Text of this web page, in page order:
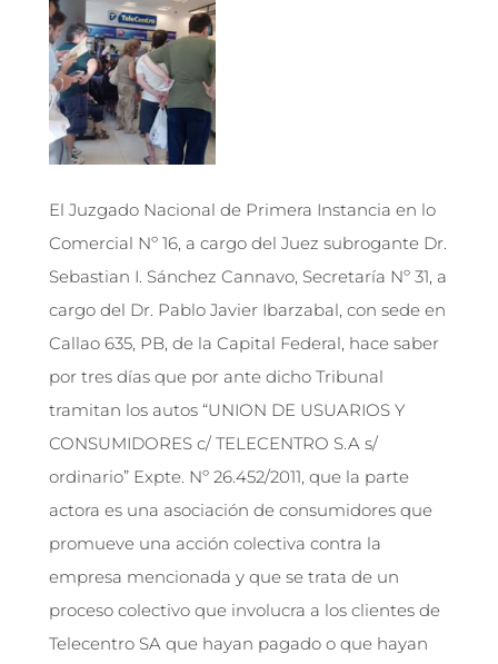
El Juzgado Nacional de Primera Instancia en lo
Comercial Nº 16, a cargo del Juez subrogante Dr.
Sebastian I. Sánchez Cannavo, Secretaría Nº 31, a
cargo del Dr. Pablo Javier Ibarzabal, con sede en
Callao 635, PB, de la Capital Federal, hace saber
por tres días que por ante dicho Tribunal
tramitan los autos “UNION DE USUARIOS Y
CONSUMIDORES c/ TELECENTRO S.A s/
ordinario” Expte. Nº 26.452/2011, que la parte
actora es una asociación de consumidores que
promueve una acción colectiva contra la
empresa mencionada y que se trata de un
proceso colectivo que involucra a los clientes de
Telecentro SA que hayan pagado o que hayan